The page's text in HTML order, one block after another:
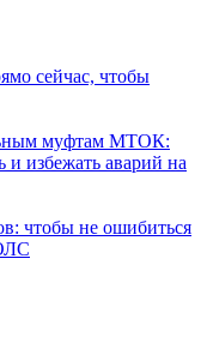
сейчас, чтобы
муфтам МТОК:
и избежать аварий на
чтобы не ошибиться